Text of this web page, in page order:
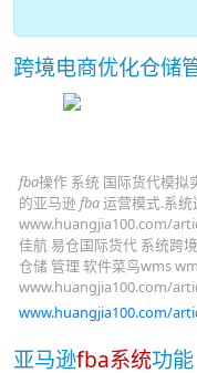
跨境电商优化仓储
fba操作 系统 国际货代模拟
的亚马逊 fba运营模式.系统
www.huangjia100.com/
佳航 易仓国际货代 系统跨
仓储 管理 软件菜鸟wms
www.huangjia100.com/
www.huangjia100.com/
亚马逊fba系统功能